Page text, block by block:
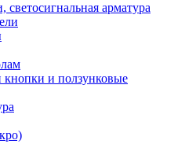
арматура
и ползунковые